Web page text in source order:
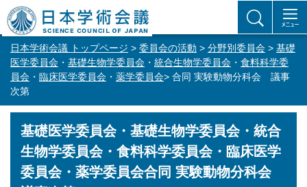
日本学術会議 トップページ > 委員会の活動 > 分野別委員会 > 基礎
医学委員会 ・ 基礎生物学委員会 ・ 統合生物学委員会 ・ 食料科学委
員会 ・ 臨床医学委員会 ・ 薬学委員会> 合同 実験動物分科会 議事
次第
基礎医学委員会・基礎生物学委員会・統合
生物学委員会・食料科学委員会・臨床医学
委員会・ 薬学委員会合同 実験動物分科会